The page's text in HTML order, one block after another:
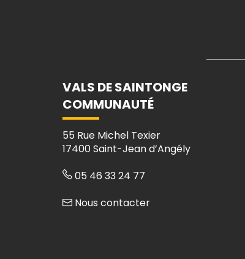
VALS DE SAINTONGE
COMMUNAUTÉ
55 Rue Michel Texier
17400 Saint-Jean d’Angély
05 46 33 24 77
Nous contacter